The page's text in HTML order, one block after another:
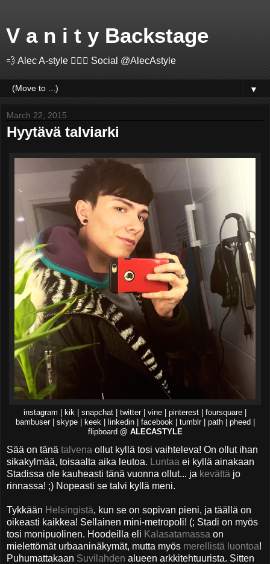
V a n i t y Backstage
💨 Alec A-style 🤽🏻‍♂️ Social @AlecAstyle
▼
March 22, 2015
Hyytävä talviarki
instagram | kik | snapchat | twitter | vine | pinterest | foursquare |
bambuser | skype | keek | linkedin | facebook | tumblr | path | pheed |
flipboard @ ALECASTYLE
Sää on tänä talvena ollut kyllä tosi vaihteleva! On ollut ihan
sikakylmää, toisaalta aika leutoa. Luntaa ei kyllä ainakaan
Stadissa ole kauheasti tänä vuonna ollut... ja kevättä jo
rinnassa! ;) Nopeasti se talvi kyllä meni.
Tykkään Helsingistä, kun se on sopivan pieni, ja täällä on
oikeasti kaikkea! Sellainen mini-metropoli! (; Stadi on myös
tosi monipuolinen. Hoodeilla eli Kalasatamassa on
mielettömät urbaaninäkymät, mutta myös merellistä luontoa!
Puhumattakaan Suvilahden alueen arkkitehtuurista. Sitten